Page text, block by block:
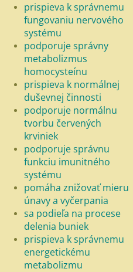
prispieva k správnemu
fungovaniu nervového
systému
podporuje správny
metabolizmus
homocysteínu
prispieva k normálnej
duševnej činnosti
podporuje normálnu
tvorbu červených
krviniek
podporuje správnu
funkciu imunitného
systému
pomáha znižovať mieru
únavy a vyčerpania
sa podieľa na procese
delenia buniek
prispieva k správnemu
energetickému
metabolizmu